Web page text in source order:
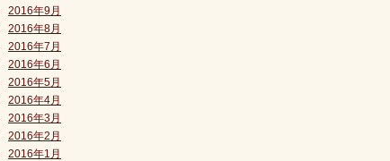
2016年9月
2016年8月
2016年7月
2016年6月
2016年5月
2016年4月
2016年3月
2016年2月
2016年1月